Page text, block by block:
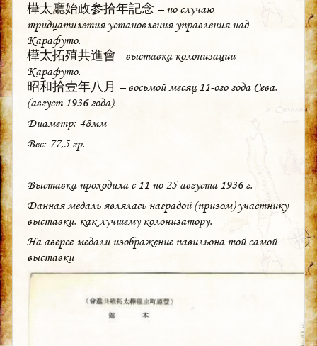
樺太廳始政参拾年記念 – по случаю
тридцатилетия установления управления над
Карафуто.
樺太拓殖共進會 - выставка колонизации
Карафуто.
昭和拾壹年八月 – восьмой месяц 11-ого года Сева,
(август 1936 года).
Диаметр: 48мм
Вес: 77,5 гр.
Выставка проходила с 11 по 25 августа 1936 г.
Данная медаль являлась наградой (призом) участнику
выставки, как лучшему колонизатору.
На аверсе медали изображение павильона той самой
выставки